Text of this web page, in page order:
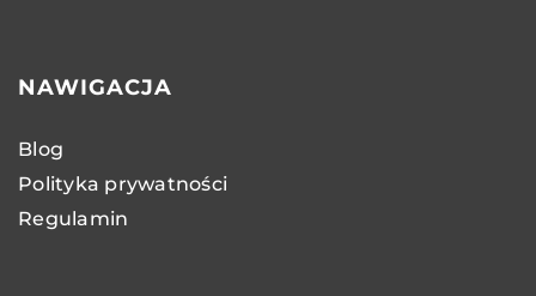
NAWIGACJA
Blog
Polityka prywatności
Regulamin